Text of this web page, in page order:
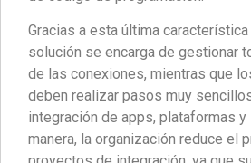
Gracias a esta última
solución se encarga de gestionar
de las conexiones, mientras que
deben realizar pasos muy
integración de apps, plataformas
manera, la organización reduce el